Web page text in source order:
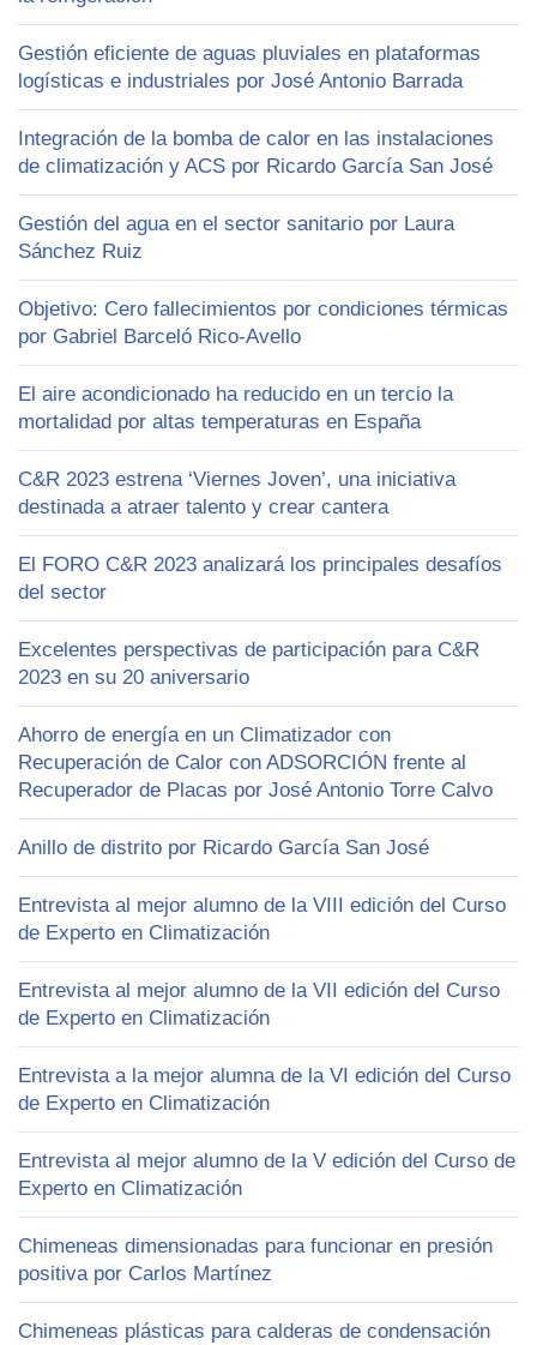
Gestión eficiente de aguas pluviales en plataformas
logísticas e industriales por José Antonio Barrada
Integración de la bomba de calor en las instalaciones
de climatización y ACS por Ricardo García San José
Gestión del agua en el sector sanitario por Laura
Sánchez Ruiz
Objetivo: Cero fallecimientos por condiciones térmicas
por Gabriel Barceló Rico-Avello
El aire acondicionado ha reducido en un tercio la
mortalidad por altas temperaturas en España
C&R 2023 estrena ‘Viernes Joven’, una iniciativa
destinada a atraer talento y crear cantera
El FORO C&R 2023 analizará los principales desafíos
del sector
Excelentes perspectivas de participación para C&R
2023 en su 20 aniversario
Ahorro de energía en un Climatizador con
Recuperación de Calor con ADSORCIÓN frente al
Recuperador de Placas por José Antonio Torre Calvo
Anillo de distrito por Ricardo García San José
Entrevista al mejor alumno de la VIII edición del Curso
de Experto en Climatización
Entrevista al mejor alumno de la VII edición del Curso
de Experto en Climatización
Entrevista a la mejor alumna de la VI edición del Curso
de Experto en Climatización
Entrevista al mejor alumno de la V edición del Curso de
Experto en Climatización
Chimeneas dimensionadas para funcionar en presión
positiva por Carlos Martínez
Chimeneas plásticas para calderas de condensación